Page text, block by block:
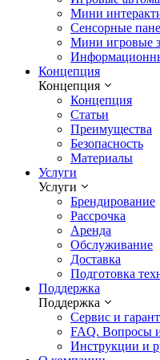
Мини
Сенсорные
Мини игровые
Концепция
Концепция
Концепция
Статьи
Преимущества
Безопасность
Материалы
Услуги
Услуги
Брендирование
Рассрочка
Аренда
Обслуживание
Доставка
Подготовка
Поддержка
Поддержка
Сервис и
FAQ. Вопросы
Инструкции и